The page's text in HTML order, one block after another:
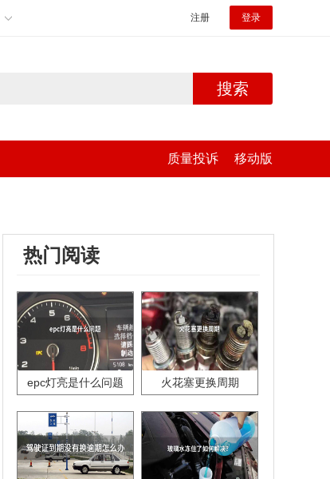
注册 登录
搜索
质量投诉 移动版
热门阅读
epc灯亮是什么问题 火花塞更换周期